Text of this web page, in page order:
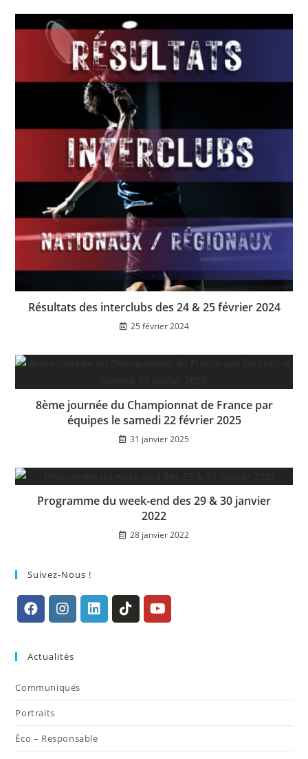
Résultats des interclubs des 24 & 25 février 2024
25 février 2024
8ème journée du Championnat de France par
équipes le samedi 22 février 2025
31 janvier 2025
Programme du week-end des 29 & 30 janvier
2022
28 janvier 2022
Suivez-Nous !
un
nouvel
nouvel
Actualités
Communiqués
Portraits
Éco – Responsable